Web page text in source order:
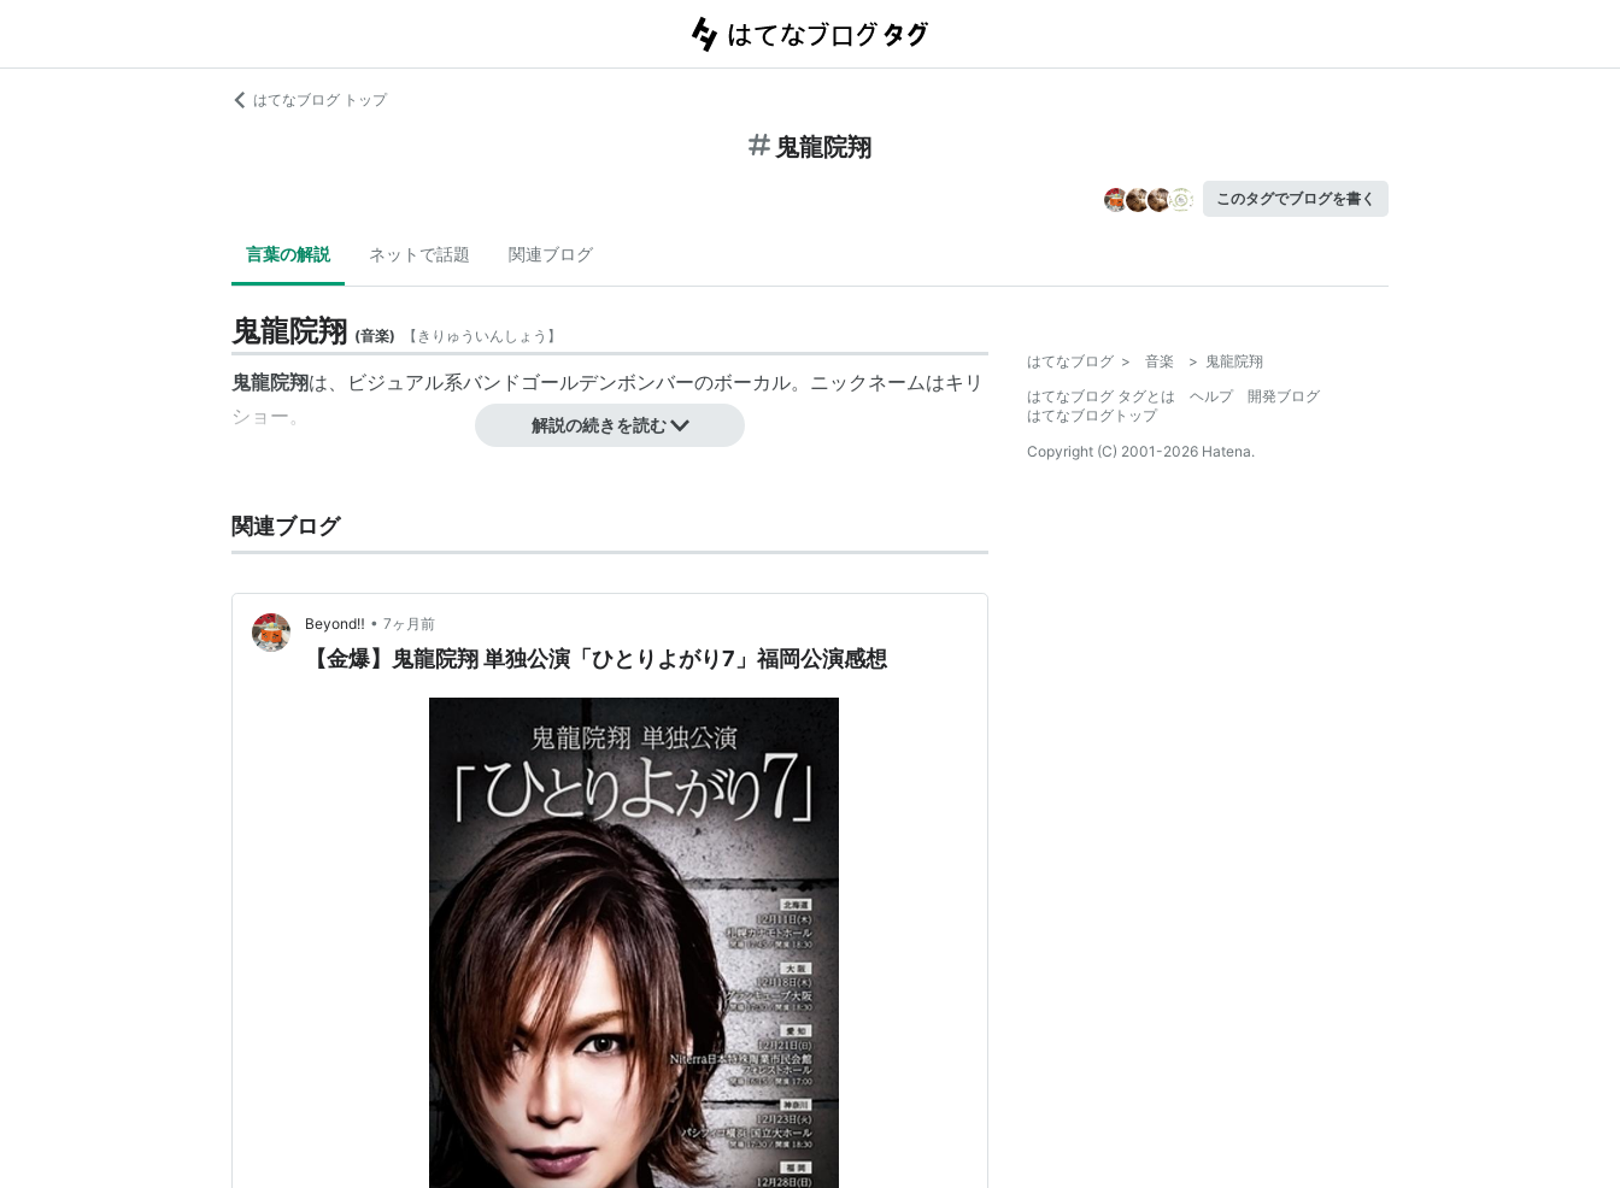
はてなブログ トップ
鬼龍院翔
このタグでブログを書く
言葉の解説 ネットで話題 関連ブログ
鬼龍院翔 (音楽) 【 きりゅういんしょう 】
鬼龍院翔は、ビジュアル系バンド ゴールデンボンバーのボーカル。ニックネームはキリ
ショー。 解説の続きを読む
関連ブログ
Beyond‼ • 7ヶ月前
【金爆】鬼龍院翔 単独公演「ひとりよがり7」福岡公演感想
はてなブログ > 音楽 > 鬼龍院翔
はてなブログ タグとは
ヘルプ
開発ブログ
はてなブログトップ
Copyright (C) 2001-2026 Hatena.